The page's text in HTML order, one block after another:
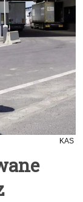
KAS